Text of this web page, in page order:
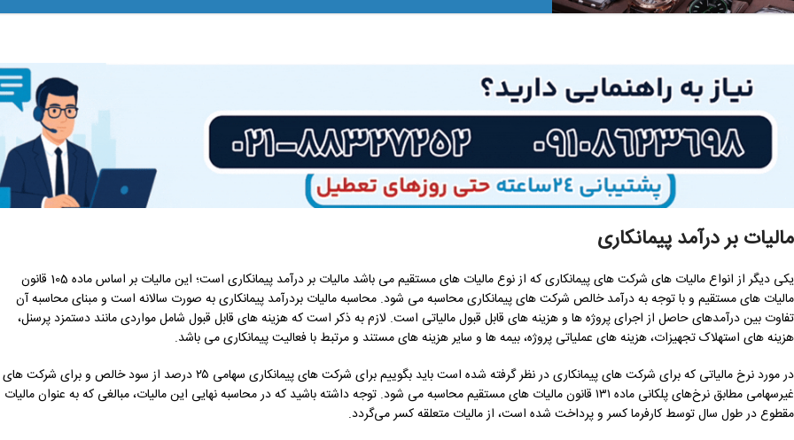
مالیات بر درآمد پیمانکاری
یکی دیگر از انواع مالیات های شرکت های پیمانکاری که از نوع مالیات های مستقیم می باشد مالیات بر درآمد پیمانکاری است؛ این مالیات بر اساس ماده 105 قانون
مالیات ‌های مستقیم و با توجه به درآمد خالص شرکت ‌های پیمانکاری محاسبه می‌ شود. محاسبه مالیات بردرآمد پیمانکاری به صورت سالانه است و مبنای محاسبه آن
تفاوت بین درآمدهای حاصل از اجرای پروژه‌ ها و هزینه ‌های قابل قبول مالیاتی است. لازم به ذکر است که هزینه ‌های قابل قبول شامل مواردی مانند دستمزد پرسنل،
هزینه‌ های استهلاک تجهیزات، هزینه ‌های عملیاتی پروژه، بیمه ‌ها و سایر هزینه‌ های مستند و مرتبط با فعالیت پیمانکاری می ‌باشد.
در مورد نرخ مالیاتی که برای شرکت های پیمانکاری در نظر گرفته شده است باید بگوییم برای شرکت‌ های پیمانکاری سهامی ۲۵ درصد از سود خالص و برای شرکت ‌های
غیرسهامی مطابق نرخ‌های پلکانی ماده ۱۳۱ قانون مالیات ‌های مستقیم محاسبه می‌ شود. توجه داشته باشید که در محاسبه نهایی این مالیات، مبالغی که به عنوان مالیات
مقطوع در طول سال توسط کارفرما کسر و پرداخت شده است، از مالیات متعلقه کسر می‌گردد.